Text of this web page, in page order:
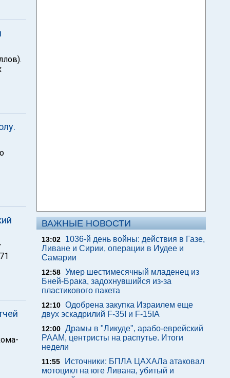
ВАЖНЫЕ НОВОСТИ
13:02
1036-й день войны: действия в Газе,
Ливане и Сирии, операции в Иудее и
Самарии
12:58 Умер шестимесячный младенец из
Бней-Брака, задохнувшийся из-за
пластикового пакета
12:10 Одобрена закупка Израилем еще
двух эскадрилий F-35I и F-15IA
12:00 Драмы в "Ликуде", арабо-еврейский
РААМ, центристы на распутье. Итоги
недели
11:55
Источники: БПЛА ЦАХАЛа атаковал
мотоцикл на юге Ливана, убитый и